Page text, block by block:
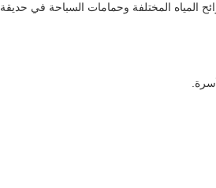
المياه المختلفة وحمامات السباحة في حديقة